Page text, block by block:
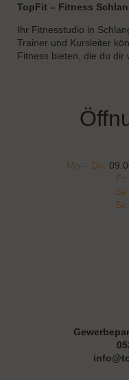
TopFit – Fitness
Ihr Fitnesstudio in
Trainer und Kursleiter
Fitness bieten, die du dir
Mo – Do:
Fr:
Sa:
So: